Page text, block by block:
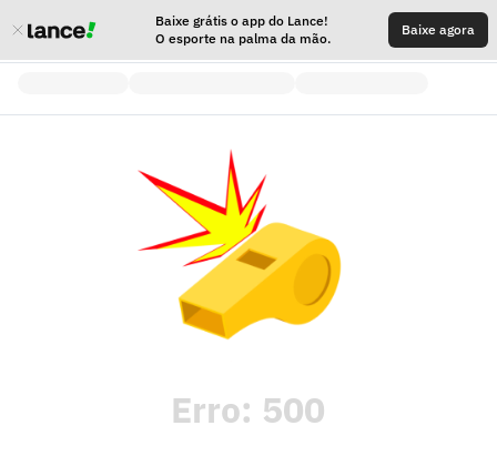
Baixe grátis o app do Lance!
O esporte na palma da mão.
Baixe agora
Erro: 500